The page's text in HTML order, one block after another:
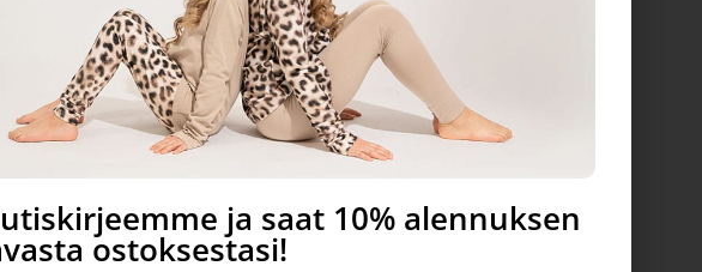
ja saat 10% alennuksen
ostoksestasi!